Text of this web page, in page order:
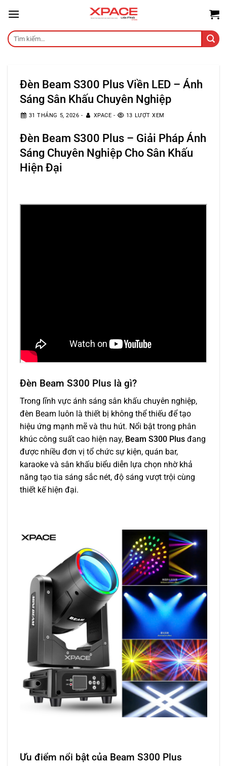
content
Tìm
kiếm:
Đèn Beam S300 Plus Viền LED – Ánh
Sáng Sân Khấu Chuyên Nghiệp
31 THÁNG 5, 2026 - XPACE - 13 LƯỢT XEM
Đèn Beam S300 Plus – Giải Pháp Ánh
Sáng Chuyên Nghiệp Cho Sân Khấu
Hiện Đại
Đèn Beam S300 Plus là gì?
Trong lĩnh vực ánh sáng sân khấu chuyên nghiệp,
đèn Beam luôn là thiết bị không thể thiếu để tạo
hiệu ứng mạnh mẽ và thu hút. Nổi bật trong phân
khúc công suất cao hiện nay, Beam S300 Plus đang
được nhiều đơn vị tổ chức sự kiện, quán bar,
karaoke và sân khấu biểu diễn lựa chọn nhờ khả
năng tạo tia sáng sắc nét, độ sáng vượt trội cùng
thiết kế hiện đại.
Ưu điểm nổi bật của Beam S300 Plus